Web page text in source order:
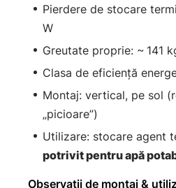
Pierdere de stocare
W
Greutate proprie: ~ 141
Clasa de eficienţă
Montaj: vertical, pe sol
„picioare”)
Utilizare: stocare agent
potrivit pentru apă
Observaţii de montaj &